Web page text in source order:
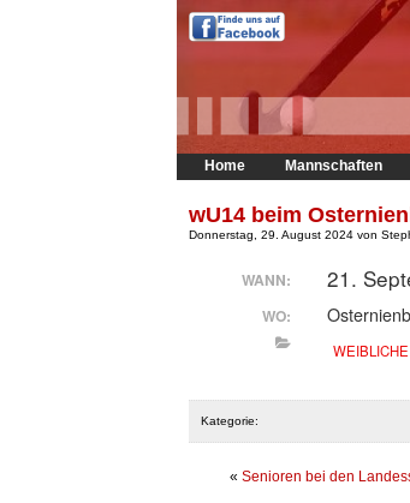
Home Mannschaften
wU14 beim
Donnerstag, 29. August 2024 von
WANN: 21.
WO:
Kategorie:
« Senioren bei den